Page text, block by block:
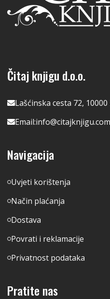
Čitaj knjigu d.o.o.
Lašćinska cesta 72,
Email:info@citajknjigu.com
Navigacija
Uvjeti korištenja
Način plaćanja
Dostava
Povrati i reklamacije
Privatnost podataka
Pratite nas